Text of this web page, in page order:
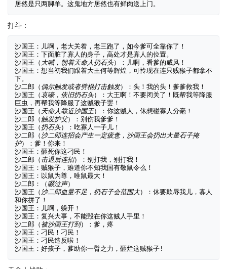
打斗：
沙国王：儿啊，老大关着，老三跑了，如今爹可全靠你了！
沙国王：下面脏了寡人的身子，高处才是寡人的位置。
沙国王（ 大喊，朝着天命人扔石头）：儿啊，看爹的威风！
沙国王：想当初我们跟着大王何等辉煌，可怜现在连只贱猴子都拿不
下。
沙二郎（ 偶尔触发或者劈棍打击触发）：头！我的头！爹爹救我！
沙国王（哀嚎，依旧扔石头）：大王啊！不要闭关了！既帮我等降服
巨虫，再帮我等降服了这贼猴子罢！
沙国王（ 天命人靠近沙国王）：你这贼人，休想碰寡人分毫！
沙二郎（ 触发护父）：别伤我爹爹！
沙国王（ 扔石头）：吃寡人一子儿！
沙二郎（ 沙二郎连招会产生一定疲惫，沙国王会扔出大量石子掩
护）：爹！你来！
沙国王：砸死你这刁民！
沙二郎（ 击退后连招）：别打我，别打我！
沙国王：贼猴子，难道你不知我国有敬鼠令么！
沙国王：以鼠为尊，唯鼠最大！
沙二郎：（啜泣声）
沙国王（ 沙二郎血量不足，扔石子会范围大）：休要欺辱我儿，寡人
和你拼了！
沙国王：儿啊，躲开！
沙国王：复兴大事，不能毁在你这贼人手里！
沙二郎（ 被沙国王打到）：爹，疼
沙国王：刁民！刁民！
沙国王：刁民造反啦！